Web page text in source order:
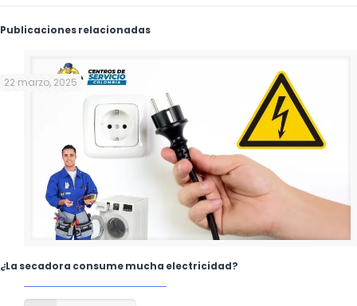
Publicaciones relacionadas
22 marzo, 2025
¿La secadora consume mucha electricidad?